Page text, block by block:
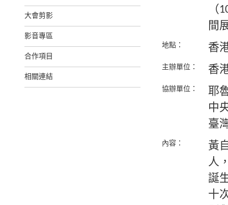
大會剪影
影音專區
合作項目
相關連結
（
間
地點： 香
主辦單位： 香
協辦單位：
耶
中
臺
內容：
黃
人
誕
十